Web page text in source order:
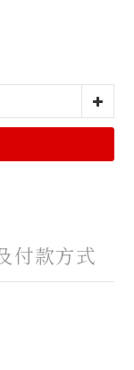
付款方式